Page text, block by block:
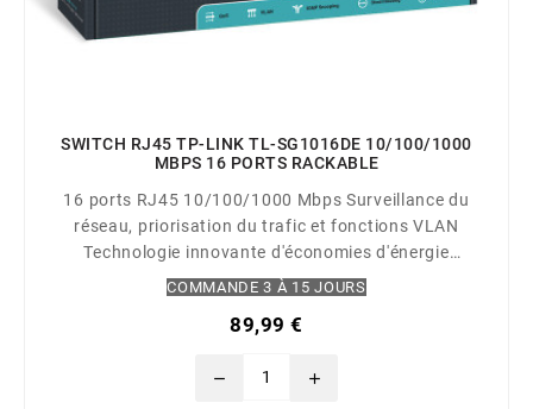
SWITCH RJ45 TP-LINK TL-SG1016DE 10/100/1000
MBPS 16 PORTS RACKABLE
16 ports RJ45 10/100/1000 Mbps Surveillance du
réseau, priorisation du trafic et fonctions VLAN
Technologie innovante d'économies d'énergie
réduisant la consommation de près de 40%
connectivité Plug and Play Admnistration centralisée
COMMANDE 3 À 15 JOURS
89,99 €
remove add